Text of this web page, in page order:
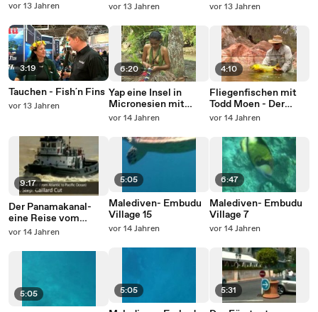
vor 13 Jahren
3:19
Tauchen - Fish´n Fins
vor 13 Jahren
9:17
Der Panamakanal-
eine Reise vom
Atlantik zum Pazifik
vor 14 Jahren
5:05
vor 13 Jahren
6:20
Yap eine Insel in
Micronesien mit
Kultur und
vor 14 Jahren
5:05
Malediven- Embudu
Village 15
vor 14 Jahren
5:05
vor 13 Jahren
4:10
Fliegenfischen mit
Todd Moen - Der
goldene
vor 14 Jahren
6:47
Malediven- Embudu
Village 7
vor 14 Jahren
5:31